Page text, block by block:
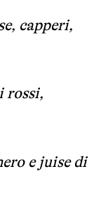
capperi,
rossi,
e juise di